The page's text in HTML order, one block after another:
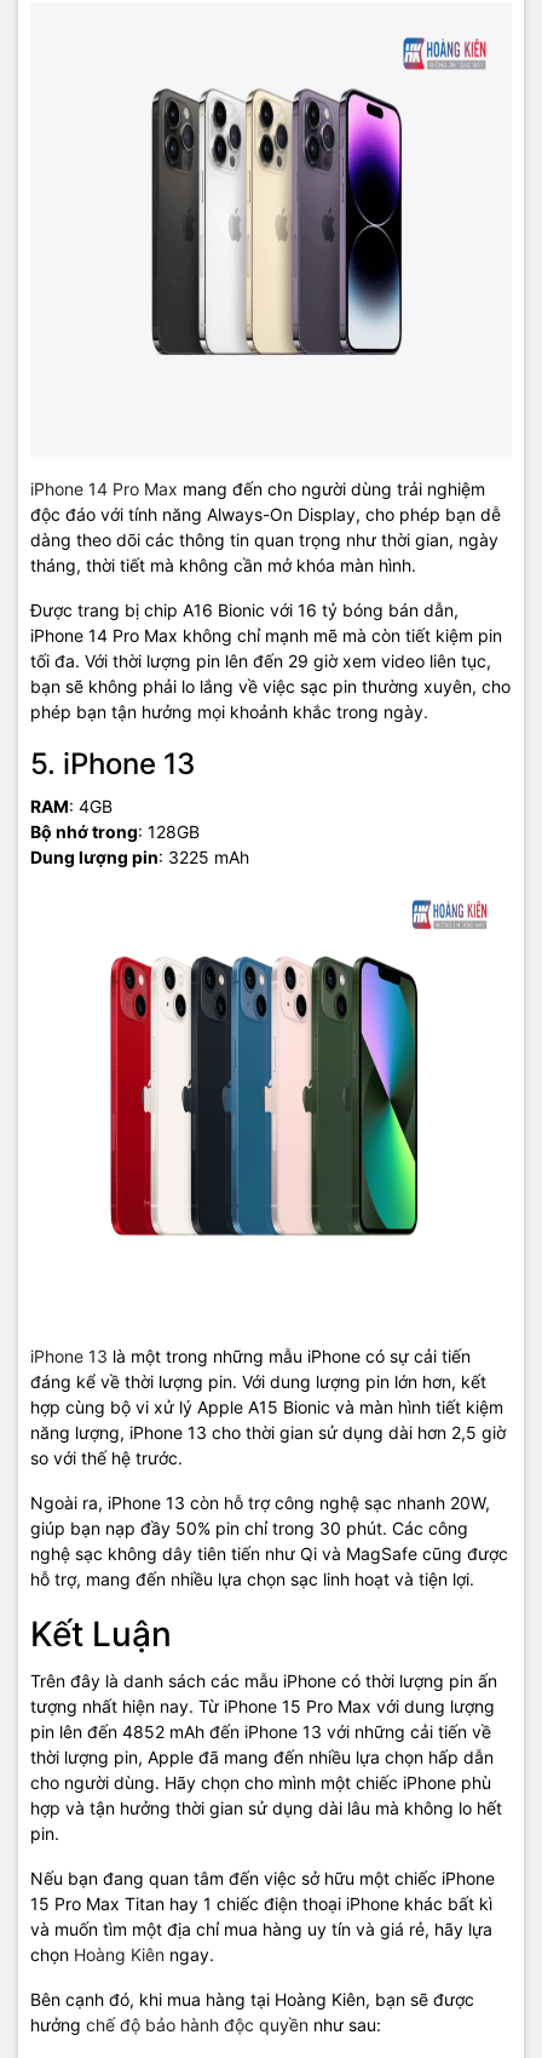
iPhone 14 Pro Max mang đến cho người dùng trải nghiệm
độc đáo với tính năng Always-On Display, cho phép bạn dễ
dàng theo dõi các thông tin quan trọng như thời gian, ngày
tháng, thời tiết mà không cần mở khóa màn hình.
Được trang bị chip A16 Bionic với 16 tỷ bóng bán dẫn,
iPhone 14 Pro Max không chỉ mạnh mẽ mà còn tiết kiệm pin
tối đa. Với thời lượng pin lên đến 29 giờ xem video liên tục,
bạn sẽ không phải lo lắng về việc sạc pin thường xuyên, cho
phép bạn tận hưởng mọi khoảnh khắc trong ngày.
5. iPhone 13
RAM: 4GB
Bộ nhớ trong: 128GB
Dung lượng pin: 3225 mAh
iPhone 13 là một trong những mẫu iPhone có sự cải tiến
đáng kể về thời lượng pin. Với dung lượng pin lớn hơn, kết
hợp cùng bộ vi xử lý Apple A15 Bionic và màn hình tiết kiệm
năng lượng, iPhone 13 cho thời gian sử dụng dài hơn 2,5 giờ
so với thế hệ trước.
Ngoài ra, iPhone 13 còn hỗ trợ công nghệ sạc nhanh 20W,
giúp bạn nạp đầy 50% pin chỉ trong 30 phút. Các công
nghệ sạc không dây tiên tiến như Qi và MagSafe cũng được
hỗ trợ, mang đến nhiều lựa chọn sạc linh hoạt và tiện lợi.
Kết Luận
Trên đây là danh sách các mẫu iPhone có thời lượng pin ấn
tượng nhất hiện nay. Từ iPhone 15 Pro Max với dung lượng
pin lên đến 4852 mAh đến iPhone 13 với những cải tiến về
thời lượng pin, Apple đã mang đến nhiều lựa chọn hấp dẫn
cho người dùng. Hãy chọn cho mình một chiếc iPhone phù
hợp và tận hưởng thời gian sử dụng dài lâu mà không lo hết
pin.
Nếu bạn đang quan tâm đến việc sở hữu một chiếc iPhone
15 Pro Max Titan hay 1 chiếc điện thoại iPhone khác bất kì
và muốn tìm một địa chỉ mua hàng uy tín và giá rẻ, hãy lựa
chọn Hoàng Kiên ngay.
Bên cạnh đó, khi mua hàng tại Hoàng Kiên, bạn sẽ được
hưởng chế độ bảo hành độc quyền như sau: